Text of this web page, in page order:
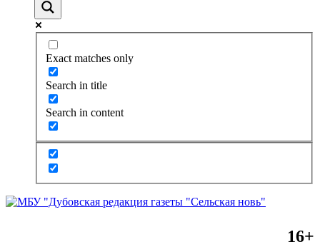
Exact matches only
Search in title
Search in content
16+